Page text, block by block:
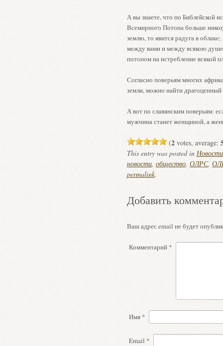
А вы знаете, что по Библейской
Всемирного Потопа больше
землю, то явится радуга в
между вами и между всякою
потопом на истребление всякой
Согласно поверьям многих
земли, можно найти драгоценный
А вот по славянским поверьям:
мужчина станет женщиной, а
(2votes, average:
This entry was posted inНовости
новости, общество, ОЛРС,
permalink.
Добавить
Ваш адрес email не будет
Комментарий *
Имя *
Email *